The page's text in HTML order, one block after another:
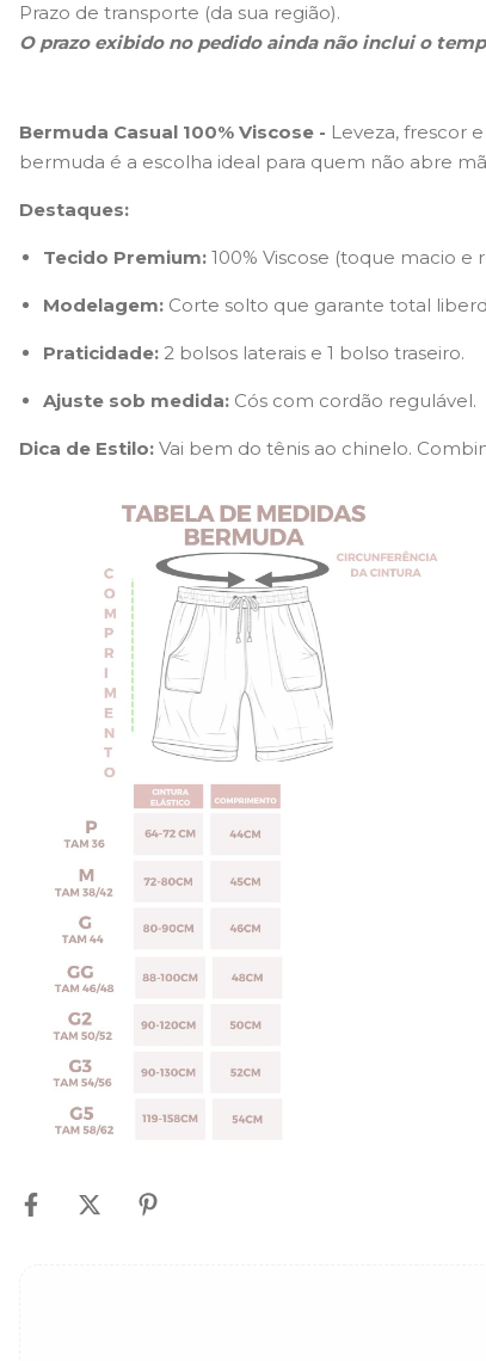
Prazo de transporte (da sua região).
O prazo exibido no pedido ainda não inclui o
Bermuda Casual 100% Viscose - Leveza, frescor
bermuda é a escolha ideal para quem não abre
Destaques:
Tecido Premium: 100% Viscose (toque macio e
Modelagem: Corte solto que garante total
Praticidade: 2 bolsos laterais e 1 bolso traseiro.
Ajuste sob medida: Cós com cordão regulável.
Dica de Estilo: Vai bem do tênis ao chinelo.